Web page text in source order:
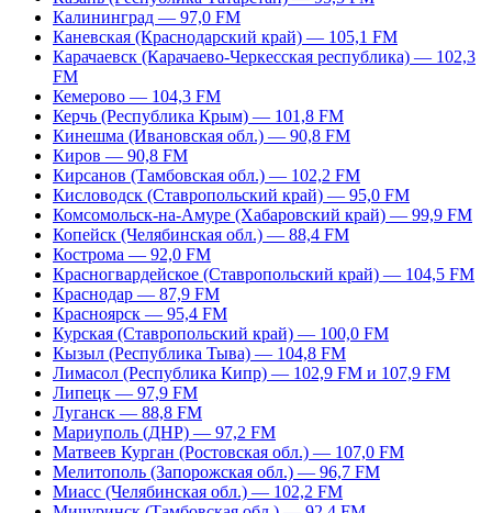
Калининград — 97,0 FM
Каневская (Краснодарский край) — 105,1 FM
Карачаевск (Карачаево-Черкесская республика) — 102,3
FM
Кемерово — 104,3 FM
Керчь (Республика Крым) — 101,8 FM
Кинешма (Ивановская обл.) — 90,8 FM
Киров — 90,8 FM
Кирсанов (Тамбовская обл.) — 102,2 FM
Кисловодск (Ставропольский край) — 95,0 FM
Комсомольск-на-Амуре (Хабаровский край) — 99,9 FM
Копейск (Челябинская обл.) — 88,4 FM
Кострома — 92,0 FM
Красногвардейское (Ставропольский край) — 104,5 FM
Краснодар — 87,9 FM
Красноярск — 95,4 FM
Курская (Ставропольский край) — 100,0 FM
Кызыл (Республика Тыва) — 104,8 FM
Лимасол (Республика Кипр) — 102,9 FM и 107,9 FM
Липецк — 97,9 FM
Луганск — 88,8 FM
Мариуполь (ДНР) — 97,2 FM
Матвеев Курган (Ростовская обл.) — 107,0 FM
Мелитополь (Запорожская обл.) — 96,7 FM
Миасс (Челябинская обл.) — 102,2 FM